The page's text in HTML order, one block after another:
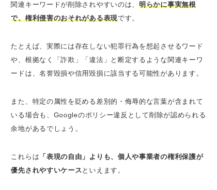
関連キーワードが削除されやすいのは、明らかに事実無根
で、権利侵害のおそれがある表現です。
たとえば、実際には存在しない犯罪行為を想起させるワード
や、根拠なく「詐欺」「違法」と断定するような関連キーワ
ードは、名誉毀損や信用毀損に該当する可能性があります。
また、特定の属性を貶める差別的・侮辱的な言葉が含まれて
いる場合も、Googleのポリシー違反として削除が認められる
余地があるでしょう。
これらは 「表現の自由」よりも、個人や事業者の権利保護が
優先されやすいケースといえます。